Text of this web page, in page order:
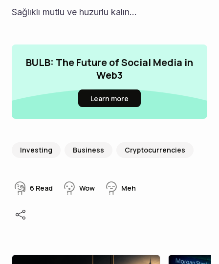
Sağlıklı mutlu ve huzurlu kalın...
BULB: The Future of Social Media in
Web3
Learn more
Investing Business Cryptocurrencies
6 Read Wow Meh